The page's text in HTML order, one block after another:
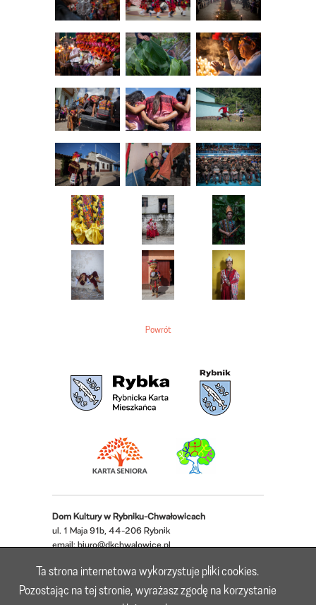
Powrót
Dom Kultury w Rybniku-Chwałowicach
ul. 1 Maja 91b, 44-206 Rybnik
email:biuro@dkchwalowice.pl
Ta strona internetowa wykorzystuje pliki cookies.
Pozostając na tej stronie, wyrażasz zgodę na korzystanie